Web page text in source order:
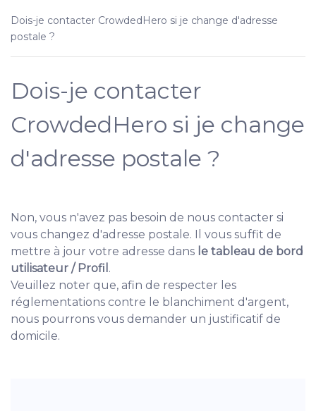
Dois-je contacter CrowdedHero si je change d'adresse
postale ?
Dois-je contacter
CrowdedHero si je change
d'adresse postale ?
Non, vous n'avez pas besoin de nous contacter si
vous changez d'adresse postale. Il vous suffit de
mettre à jour votre adresse dans le tableau de bord
utilisateur / Profil .
Veuillez noter que, afin de respecter les
réglementations contre le blanchiment d'argent,
nous pourrons vous demander un justificatif de
domicile.